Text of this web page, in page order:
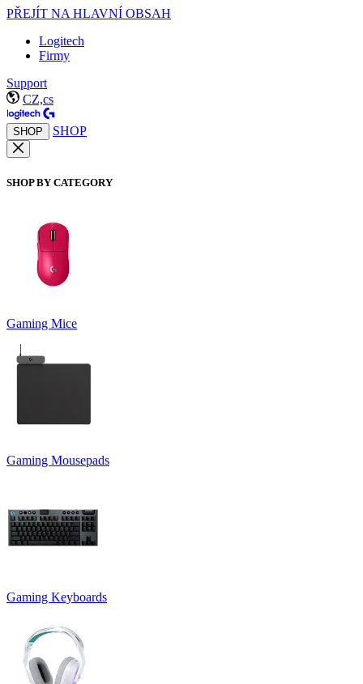
PŘEJÍT NA HLAVNÍ OBSAH
Logitech
Firmy
Support
CZ,cs
SHOP SHOP
SHOP BY CATEGORY
Gaming Mice
Gaming Mousepads
Gaming Keyboards